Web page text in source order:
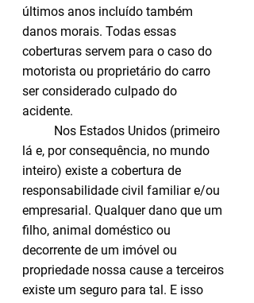
últimos anos incluído também
danos morais. Todas essas
coberturas servem para o caso do
motorista ou proprietário do carro
ser considerado culpado do
acidente.
lá e, por consequência, no mundo
inteiro) existe a cobertura de
responsabilidade civil familiar e/ou
empresarial. Qualquer dano que um
filho, animal doméstico ou
decorrente de um imóvel ou
propriedade nossa cause a terceiros
existe um seguro para tal. E isso